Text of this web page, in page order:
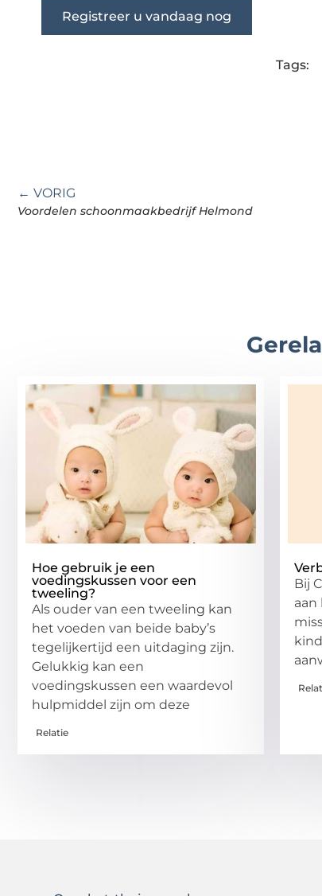
Registreer u vandaag nog
Tags:
← VORIG
Voordelen schoonmaakbedrijf Helmond
Hoe gebruik je een
voedingskussen voor een
tweeling?
Als ouder van een tweeling kan
het voeden van beide baby’s
tegelijkertijd een uitdaging zijn.
Gelukkig kan een
voedingskussen een waardevol
hulpmiddel zijn om deze
Relatie
Bij
aan